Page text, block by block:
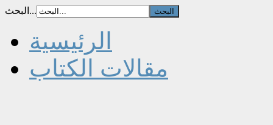
البحث...
الرئيسية
مقالات الكتاب